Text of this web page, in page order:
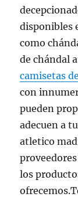
disponibles
como
de chándal
camisetas
con
pueden
adecuen a
atletico
los